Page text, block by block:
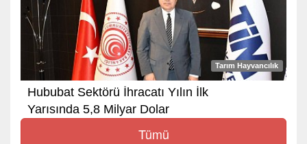
Tarım Hayvancılık
Hububat Sektörü İhracatı Yılın İlk
Yarısında 5,8 Milyar Dolar
Tümü